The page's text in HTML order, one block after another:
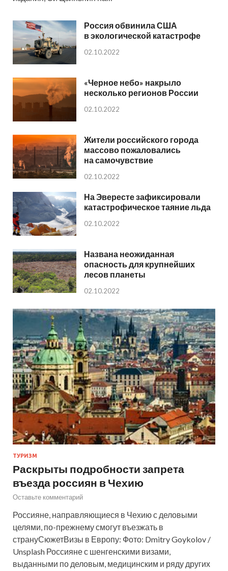
Россия обвинила США
в экологической катастрофе
02.10.2022
«Черное небо» накрыло
несколько регионов России
02.10.2022
Жители российского города
массово пожаловались
на самочувствие
02.10.2022
На Эвересте зафиксировали
катастрофическое таяние льда
02.10.2022
Названа неожиданная
опасность для крупнейших
лесов планеты
02.10.2022
ТУРИЗМ
Раскрыты подробности запрета
въезда россиян в Чехию
Оставьте комментарий
Россияне, направляющиеся в Чехию с деловыми
целями, по-прежнему смогут въезжать в
странуСюжетВизы в Европу: Фото: Dmitry Goykolov /
Unsplash Россияне с шенгенскими визами,
выданными по деловым, медицинским и ряду других